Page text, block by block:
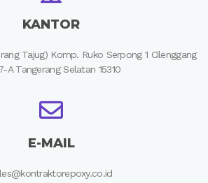
KANTOR
Tajug) Komp. Ruko Serpong 1 Cilenggang
A Tangerang Selatan 15310
E-MAIL